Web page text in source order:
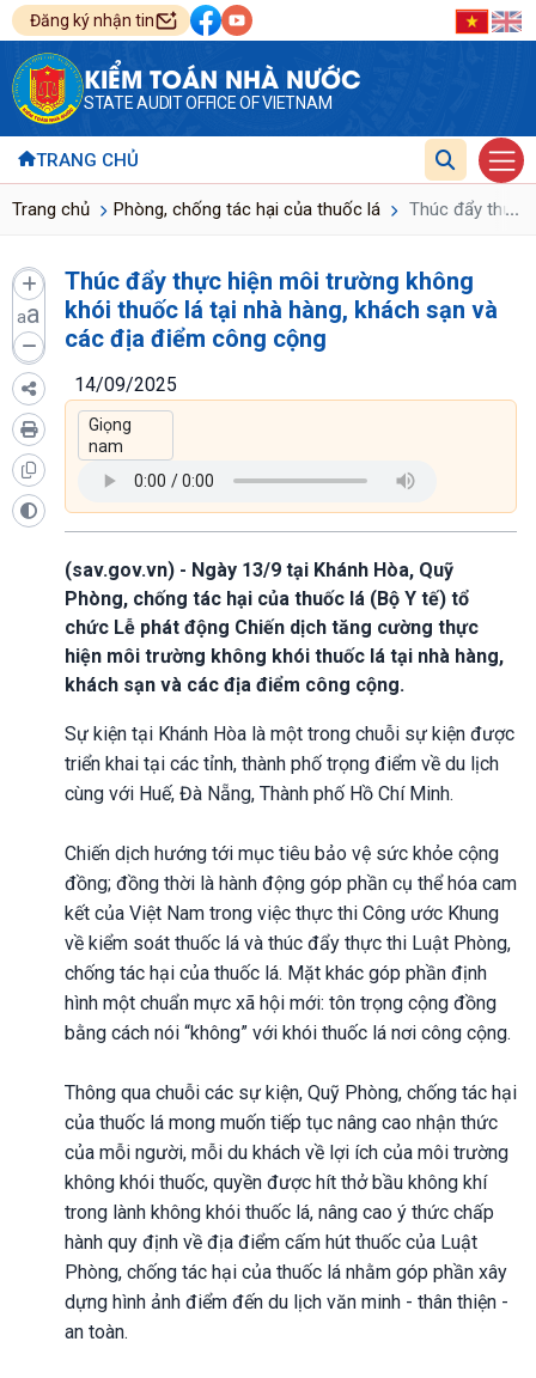
Đăng ký nhận tin
KIỂM TOÁN NHÀ NƯỚC
STATE AUDIT OFFICE OF VIETNAM
TRANG CHỦ
Trang chủ Phòng, chống tác hại của thuốc lá Thúc đẩy thực
...
aa
Thúc đẩy thực hiện môi trường không
khói thuốc lá tại nhà hàng, khách sạn và
các địa điểm công cộng
14/09/2025
(sav.gov.vn) - Ngày 13/9 tại Khánh Hòa, Quỹ
Phòng, chống tác hại của thuốc lá (Bộ Y tế) tổ
chức Lễ phát động Chiến dịch tăng cường thực
hiện môi trường không khói thuốc lá tại nhà hàng,
khách sạn và các địa điểm công cộng.
Sự kiện tại Khánh Hòa là một trong chuỗi sự kiện được
triển khai tại các tỉnh, thành phố trọng điểm về du lịch
cùng với Huế, Đà Nẵng, Thành phố Hồ Chí Minh.
Chiến dịch hướng tới mục tiêu bảo vệ sức khỏe cộng
đồng; đồng thời là hành động góp phần cụ thể hóa cam
kết của Việt Nam trong việc thực thi Công ước Khung
về kiểm soát thuốc lá và thúc đẩy thực thi Luật Phòng,
chống tác hại của thuốc lá. Mặt khác góp phần định
hình một chuẩn mực xã hội mới: tôn trọng cộng đồng
bằng cách nói “không” với khói thuốc lá nơi công cộng.
Thông qua chuỗi các sự kiện, Quỹ Phòng, chống tác hại
của thuốc lá mong muốn tiếp tục nâng cao nhận thức
của mỗi người, mỗi du khách về lợi ích của môi trường
không khói thuốc, quyền được hít thở bầu không khí
trong lành không khói thuốc lá, nâng cao ý thức chấp
hành quy định về địa điểm cấm hút thuốc của Luật
Phòng, chống tác hại của thuốc lá nhằm góp phần xây
dựng hình ảnh điểm đến du lịch văn minh - thân thiện -
an toàn.